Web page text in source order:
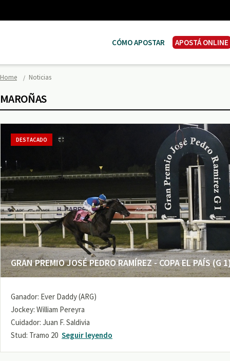
CÓMO APOSTAR APOSTÁ ONLINE
Home Noticias
MAROÑAS
GRAN PREMIO JOSÉ PEDRO RAMÍREZ - COPA EL PAÍS (G
DESTACADO
Ganador: Ever Daddy (ARG)
Jockey: William Pereyra
Cuidador: Juan F. Saldivia
Stud: Tramo 20 Seguir leyendo